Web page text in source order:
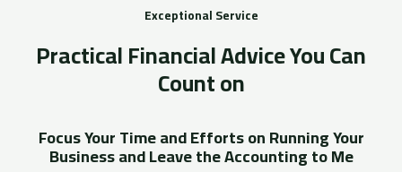
Exceptional Service
Practical Financial Advice You Can
Count on
Focus Your Time and Efforts on Running Your
Business and Leave the Accounting to Me